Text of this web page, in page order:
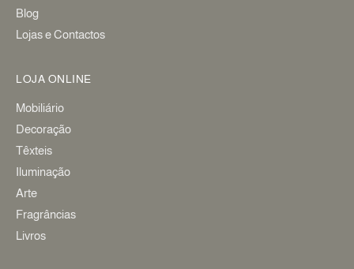
Blog
Lojas e Contactos
LOJA ONLINE
Mobiliário
Decoração
Têxteis
Iluminação
Arte
Fragrâncias
Livros